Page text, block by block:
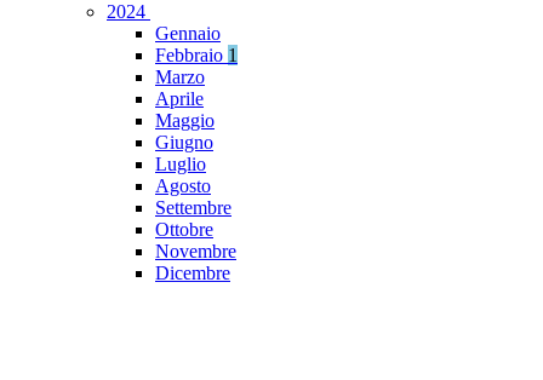
2024
Gennaio
Febbraio 1
Marzo
Aprile
Maggio
Giugno
Luglio
Agosto
Settembre
Ottobre
Novembre
Dicembre